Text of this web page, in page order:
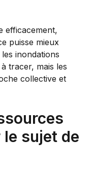
efficacement,
puisse mieux
inondations
tracer, mais les
collective et
sujet de